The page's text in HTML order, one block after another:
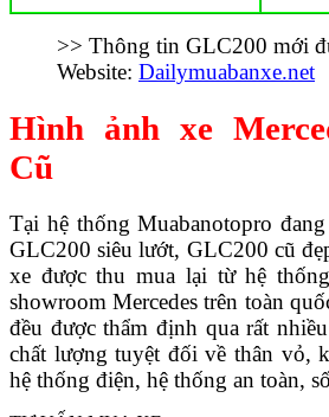
>> Thông tin GLC200 mới
Website: Dailymuabanxe.net
Hình ảnh xe
Cũ
Tại hệ thống Muabanotopro
GLC200 siêu lướt, GLC200 cũ
xe được thu mua lại từ hệ
showroom Mercedes trên toàn
đều được thẩm định qua rất
chất lượng tuyệt đối về thân vỏ,
hệ thống điện, hệ thống an toàn,